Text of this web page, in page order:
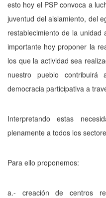
esto hoy el PSP convoca a
juventud del aislamiento, del
restablecimiento de la unidad
importante hoy proponer la
los que la actividad sea
nuestro pueblo
democracia participativa a
Interpretando estas
plenamente a todos los
Para ello proponemos:
a.- creación de centros